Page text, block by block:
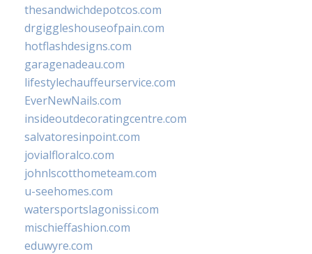
thesandwichdepotcos.com
drgiggleshouseofpain.com
hotflashdesigns.com
garagenadeau.com
lifestylechauffeurservice.com
EverNewNails.com
insideoutdecoratingcentre.com
salvatoresinpoint.com
jovialfloralco.com
johnlscotthometeam.com
u-seehomes.com
watersportslagonissi.com
mischieffashion.com
eduwyre.com